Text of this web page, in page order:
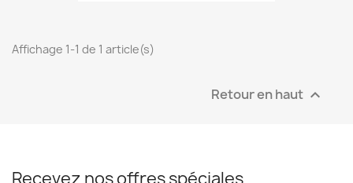
Affichage 1-1 de 1 article(s)
Retour en haut 